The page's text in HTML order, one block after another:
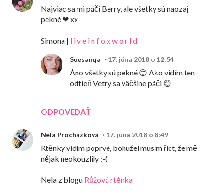
Najviac sa mi páči Berry, ale všetky sú naozaj
pekné ❤ xx
Simona | l i v e i n f o x w o r l d
ODPOVEDAŤ
Suesanqa 17. júna 2018 o 12:54
Áno všetky sú pekné 😊 Ako vidím ten
odtieň Vetry sa väčšine páči 😊
Nela Procházková 17. júna 2018 o 8:49
Rtěnky vidím poprvé, bohužel musím říct, že mě
nějak neokouzlily :-(
Nela z blogu Růžová rtěnka